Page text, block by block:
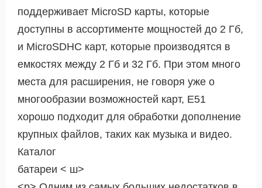
поддерживает MicroSD карты, которые
доступны в ассортименте мощностей до 2 Гб,
и MicroSDHC карт, которые производятся в
емкостях между 2 Гб и 32 Гб. При этом много
места для расширения, не говоря уже о
многообразии возможностей карт, E51
хорошо подходит для обработки дополнение
крупных файлов, таких как музыка и видео.
Каталог
батареи < ш>